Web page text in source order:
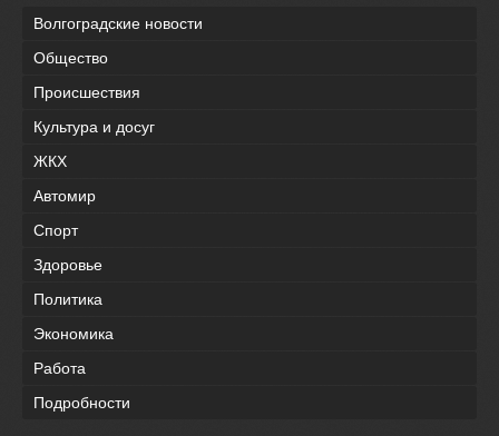
Волгоградские новости
Общество
Происшествия
Культура и досуг
ЖКХ
Автомир
Спорт
Здоровье
Политика
Экономика
Работа
Подробности